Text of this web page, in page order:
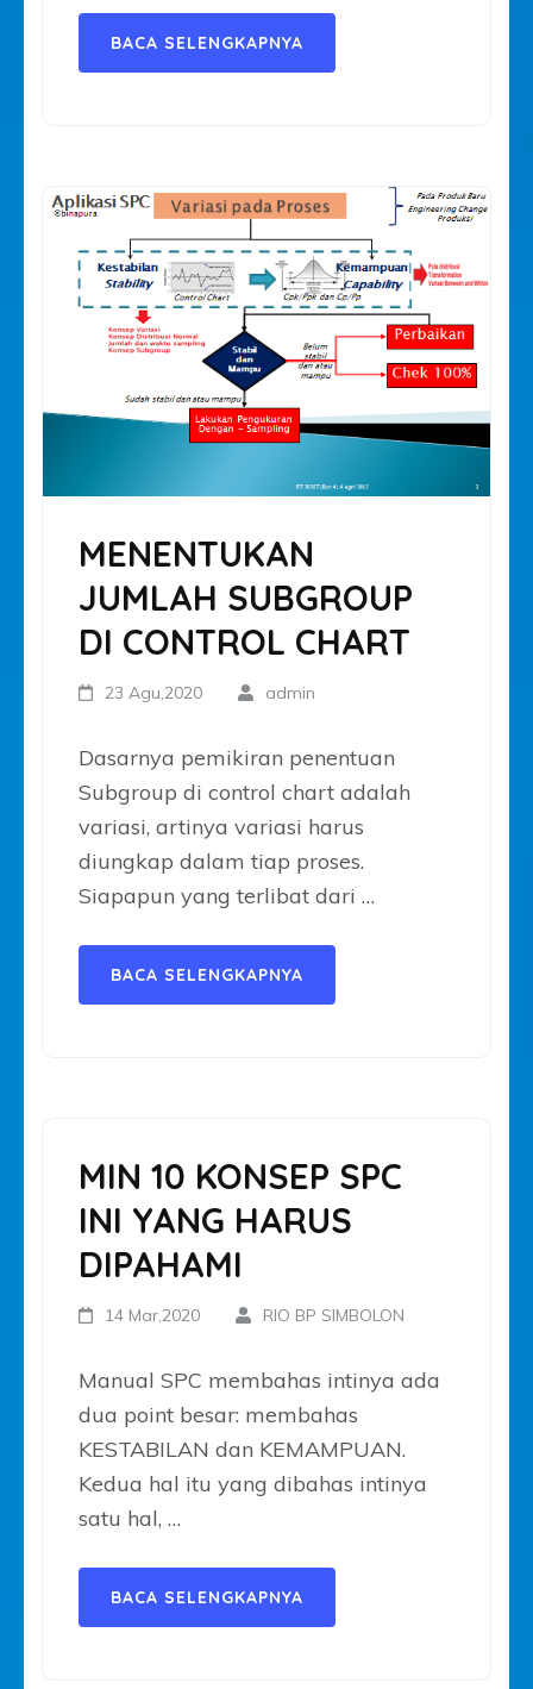
BACA SELENGKAPNYA
MENENTUKAN
JUMLAH SUBGROUP
DI CONTROL CHART
23 Agu,2020 admin
Dasarnya pemikiran penentuan
Subgroup di control chart adalah
variasi, artinya variasi harus
diungkap dalam tiap proses.
Siapapun yang terlibat dari …
BACA SELENGKAPNYA
MIN 10 KONSEP SPC
INI YANG HARUS
DIPAHAMI
14 Mar,2020 RIO BP SIMBOLON
Manual SPC membahas intinya ada
dua point besar: membahas
KESTABILAN dan KEMAMPUAN.
Kedua hal itu yang dibahas intinya
satu hal, …
BACA SELENGKAPNYA